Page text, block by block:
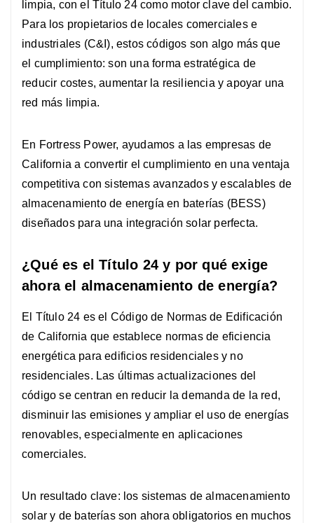
limpia, con el Título 24 como motor clave del cambio.
Para los propietarios de locales comerciales e
industriales (C&I), estos códigos son algo más que
el cumplimiento: son una forma estratégica de
reducir costes, aumentar la resiliencia y apoyar una
red más limpia.
En Fortress Power, ayudamos a las empresas de
California a convertir el cumplimiento en una ventaja
competitiva con sistemas avanzados y escalables de
almacenamiento de energía en baterías (BESS)
diseñados para una integración solar perfecta.
¿Qué es el Título 24 y por qué exige
ahora el almacenamiento de energía?
El Título 24 es el Código de Normas de Edificación
de California que establece normas de eficiencia
energética para edificios residenciales y no
residenciales. Las últimas actualizaciones del
código se centran en reducir la demanda de la red,
disminuir las emisiones y ampliar el uso de energías
renovables, especialmente en aplicaciones
comerciales.
Un resultado clave: los sistemas de almacenamiento
solar y de baterías son ahora obligatorios en muchos